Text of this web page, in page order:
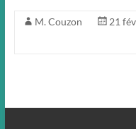
M. Couzon 21